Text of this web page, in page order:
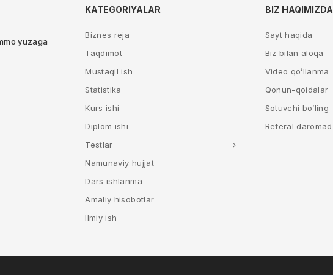
yuzaga
KATEGORIYALAR
Biznes reja
Taqdimot
Mustaqil ish
Statistika
Kurs ishi
Diplom ishi
Testlar
Namunaviy hujjat
Dars ishlanma
Amaliy hisobotlar
Ilmiy ish
BIZ HAQIMIZDA
Sayt haqida
Biz bilan aloqa
Video qo’llanma
Qonun-qoidalar
Sotuvchi bo’ling
Referal daromad